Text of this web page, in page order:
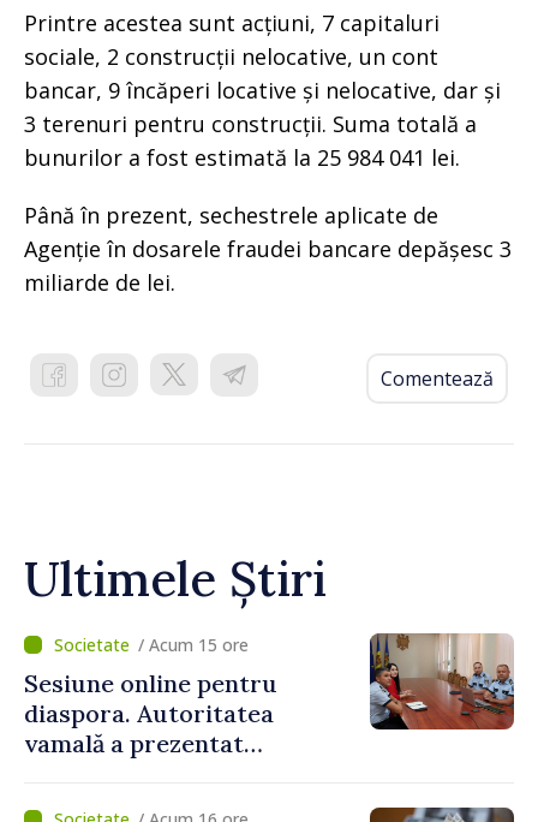
Printre acestea sunt acțiuni, 7 capitaluri
sociale, 2 construcții nelocative, un cont
bancar, 9 încăperi locative și nelocative, dar și
3 terenuri pentru construcții. Suma totală a
bunurilor a fost estimată la 25 984 041 lei.
Până în prezent, sechestrele aplicate de
Agenție în dosarele fraudei bancare depășesc 3
miliarde de lei.
Comentează
Ultimele Știri
/ Acum 15 ore
Sesiune online pentru
diaspora. Autoritatea
vamală a prezentat
revenirea în țară